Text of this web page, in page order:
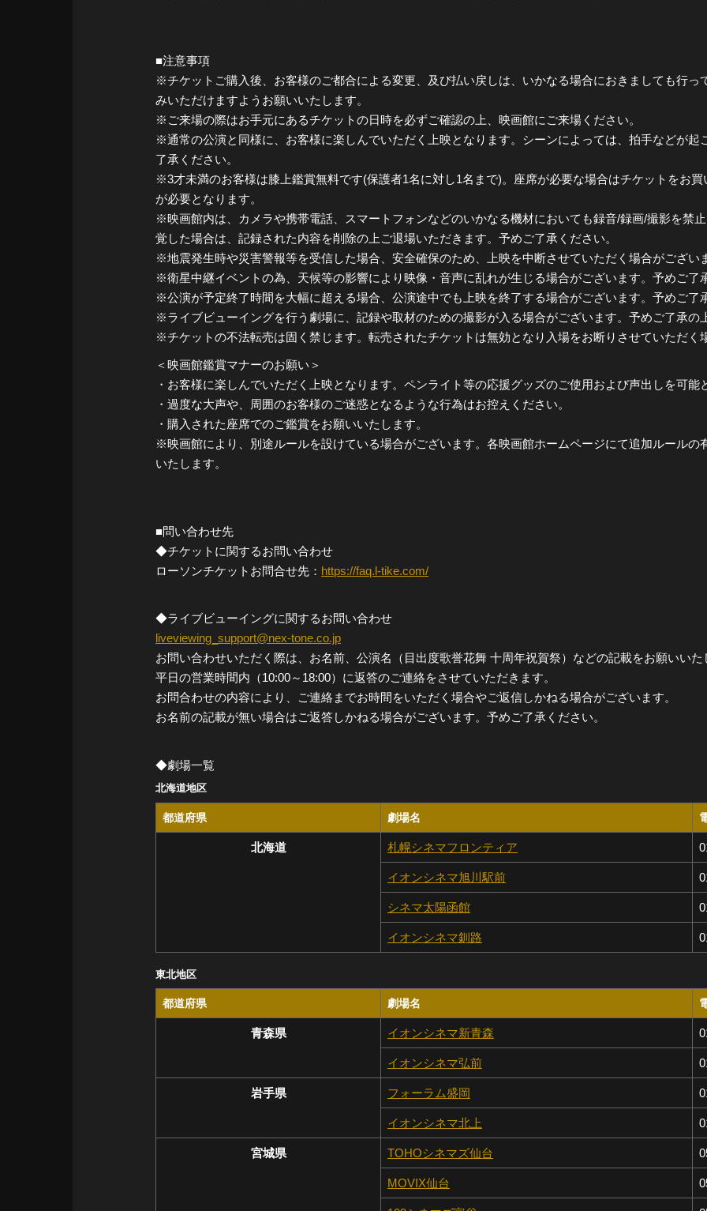
■注意事項
※チケットご購入後、お客様のご都合による変更、及び払い戻しは、いかなる場合におきましても行っ
みいただけますようお願いいたします。
※ご来場の際はお手元にあるチケットの日時を必ずご確認の上、映画館にご来場ください。
※通常の公演と同様に、お客様に楽しんでいただく上映となります。シーンによっては、拍手などが起
了承ください。
※3才未満のお客様は膝上鑑賞無料です(保護者1名に対し1名まで)。座席が必要な場合はチケットをお
が必要となります。
※映画館内は、カメラや携帯電話、スマートフォンなどのいかなる機材においても録音/録画/撮影を禁
覚した場合は、記録された内容を削除の上ご退場いただきます。予めご了承ください。
※地震発生時や災害警報等を受信した場合、安全確保のため、上映を中断させていただく場合がござい
※衛星中継イベントの為、天候等の影響により映像・音声に乱れが生じる場合がございます。予めご了
※公演が予定終了時間を大幅に超える場合、公演途中でも上映を終了する場合がございます。予めご了
※ライブビューイングを行う劇場に、記録や取材のための撮影が入る場合がございます。予めご了承の
※チケットの不法転売は固く禁じます。転売されたチケットは無効となり入場をお断りさせていただく
＜映画館鑑賞マナーのお願い＞
・お客様に楽しんでいただく上映となります。ペンライト等の応援グッズのご使用および声出しを可能
・過度な大声や、周囲のお客様のご迷惑となるような行為はお控えください。
・購入された座席でのご鑑賞をお願いいたします。
※映画館により、別途ルールを設けている場合がございます。各映画館ホームページにて追加ルールの
いたします。
■問い合わせ先
◆チケットに関するお問い合わせ
ローソンチケットお問合せ先： https://faq.l-tike.com/
◆ライブビューイングに関するお問い合わせ
liveviewing_support@nex-tone.co.jp
お問い合わせいただく際は、お名前、公演名（目出度歌誉花舞 十周年祝賀祭）などの記載をお願いいた
平日の営業時間内（10:00～18:00）に返答のご連絡をさせていただきます。
お問合わせの内容により、ご連絡までお時間をいただく場合やご返信しかねる場合がございます。
お名前の記載が無い場合はご返答しかねる場合がございます。予めご了承ください。
◆劇場一覧
北海道地区
都道府県 劇場名
北海道 札幌シネマフロンティア
イオンシネマ旭川駅前
シネマ太陽函館
イオンシネマ釧路
東北地区
都道府県 劇場名
青森県 イオンシネマ新青森
イオンシネマ弘前
岩手県 フォーラム盛岡
イオンシネマ北上
宮城県 TOHOシネマズ仙台
MOVIX仙台